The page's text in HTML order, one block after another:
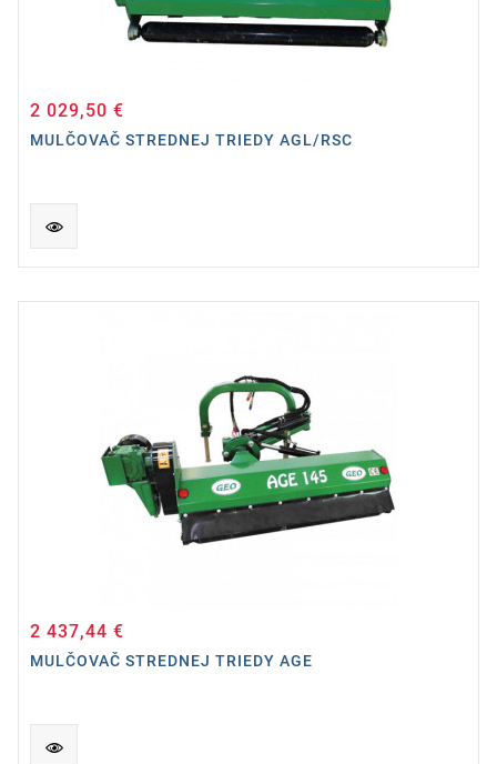
2 029,50 €
MULČOVAČ STREDNEJ TRIEDY AGL/RSC
2 437,44 €
MULČOVAČ STREDNEJ TRIEDY AGE